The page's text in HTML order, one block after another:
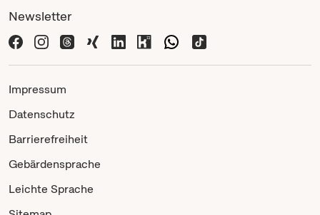
Newsletter
Impressum
Datenschutz
Barrierefreiheit
Gebärdensprache
Leichte Sprache